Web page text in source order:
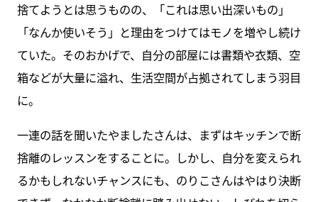
捨てようとは思うものの、「これは思い出深いもの」
「なんか使いそう」と理由をつけてはモノを増やし続け
ていた。そのおかげで、自分の部屋には書類や衣類、空
箱などが大量に溢れ、生活空間が占拠されてしまう羽目
に。
一連の話を聞いたやましたさんは、まずはキッチンで断
捨離のレッスンをすることに。しかし、自分を変えられ
るかもしれないチャンスにも、のりこさんはやはり決断